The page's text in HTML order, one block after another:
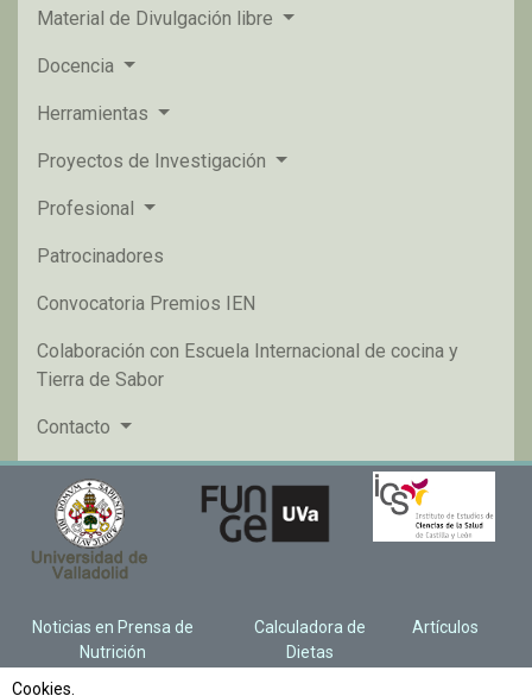
Material de Divulgación libre
Docencia
Herramientas
Proyectos de Investigación
Profesional
Patrocinadores
Convocatoria Premios IEN
Colaboración con Escuela Internacional de cocina y
Tierra de Sabor
Contacto
Noticias en Prensa de
Nutrición
Calculadora de
Dietas
Artículos
Cookies.